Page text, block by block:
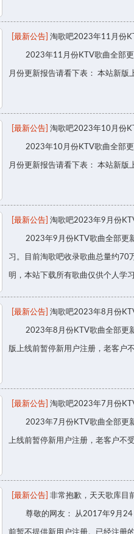
[最新公告] 淘歌吧2023年11月份
2023年11月份KTV歌曲全部更
月份更新报告请看下表： 本站新版
[最新公告] 淘歌吧2023年10月份
2023年10月份KTV歌曲全部更
月份更新报告请看下表： 本站新版
[最新公告] 淘歌吧2023年9月份
2023年9月份KTV歌曲全部更新
习。目前淘歌吧收录歌曲总量约70
明，本站下载所有歌曲仅供个人学
[最新公告] 淘歌吧2023年8月份
2023年8月份KTV歌曲全部更新
版上线前暂停新用户注册，老客户
[最新公告] 淘歌吧2023年7月份
2023年7月份KTV歌曲全部更新
上线前暂停新用户注册，老客户不
[最新公告] 非常抱歉，天天歌库目
尊敬的网友： 从2017年9月24日